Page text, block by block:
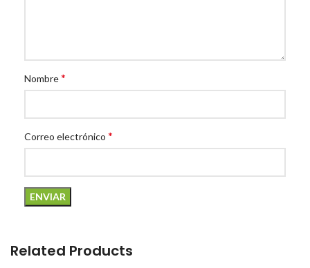
Nombre*
Correo electrónico *
Related Products